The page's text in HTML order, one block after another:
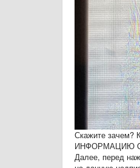
Скажите зачем?
ИНФОРМАЦИЮ С
Далее, перед